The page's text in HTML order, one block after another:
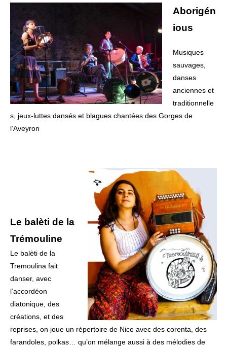
Aborigén
ious
Musiques
sauvages,
danses
anciennes et
traditionnelle
s, jeux-luttes dansés et blagues chantées des Gorges de
l’Aveyron
Le balèti de la
Trémouline
Le balèti de la
Tremoulina fait
danser, avec
l’accordéon
diatonique, des
créations, et des
reprises, on joue un répertoire de Nice avec des corenta, des
farandoles, polkas… qu’on mélange aussi à des mélodies de